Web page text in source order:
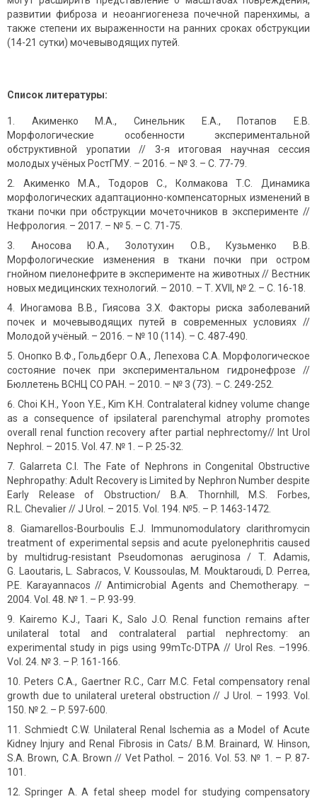
развитии фиброза и неоангиогенеза почечной паренхимы, а
также степени их выраженности на ранних сроках обструкции
(14-21 сутки) мочевыводящих путей.
Список литературы:
Акименко М.А., Синельник Е.А., Потапов Е.В.
Морфологические особен­ности экспериментальной
обструктивной уропатии // 3-я итоговая научная сессия
молодых учёных РостГМУ. – 2016. – № 3. – С. 77-79.
Акименко М.А., Тодоров С., Колмакова Т.С. Динамика
морфологических адаптационно-компенсаторных изменений в
ткани почки при обструкции мочеточников в эксперименте //
Нефрология. – 2017. – № 5. – С. 71-75.
Аносова Ю.А., Золотухин О.В., Кузьменко В.В.
Морфологические изменения в ткани почки при остром
гнойном пиелонефрите в эксперименте на животных // Вестник
новых медицинских технологий. – 2010. – Т. ХVII, № 2. – С. 16-18.
Иногамова В.В., Гиясова З.Х. Факторы риска заболеваний
почек и мочевыводящих путей в современных условиях //
Молодой учёный. – 2016. – № 10 (114). – С. 487-490.
Онопко В.Ф., Гольдберг О.А., Лепехова С.А. Морфологическое
состояние почек при экспериментальном гидронефрозе //
Бюллетень ВСНЦ СО РАН. – 2010. – № 3 (73). – С. 249-252.
Choi K.H., Yoon Y.E., Kim K.H. Contralateral kidney volume change
as a consequence of ipsilateral parenchymal atrophy promotes
overall renal function recovery after partial nephrectomy// Int Urol
Nephrol. – 2015. Vol. 47. № 1. – P. 25-32.
Galarreta C.I. The Fate of Nephrons in Congenital Obstructive
Nephropathy: Adult Recovery is Limited by Nephron Number despite
Early Release of Obstruction/ B.A. Thornhill, M.S. Forbes,
R.L. Chevalier // J Urol. – 2015. Vol. 194. №5. – P. 1463-1472.
Giamarellos-Bourboulis E.J. Immunomodulatory clarithromycin
treatment of experimental sepsis and acute pyelonephritis caused
by multidrug-resistant Pseudomonas aeruginosa / T. Adamis,
G. Laoutaris, L. Sabracos, V. Koussoulas, M. Mouktaroudi, D. Perrea,
P.E. Karayannacos // Antimicrobial Agents and Chemotherapy. –
2004. Vol. 48. № 1. – P. 93-99.
Kairemo K.J., Taari K., Salo J.O. Renal function remains after
unilateral total and contralateral partial nephrectomy: an
experimental study in pigs using 99mTc-DTPA // Urol Res. –1996.
Vol. 24. № 3. – P. 161-166.
Peters C.A., Gaertner R.C., Carr M.C. Fetal compensatory renal
growth due to unilateral ureteral obstruction // J Urol. – 1993. Vol.
150. № 2. – P. 597-600.
Schmiedt C.W. Unilateral Renal Ischemia as a Model of Acute
Kidney Injury and Renal Fibrosis in Cats/ B.M. Brainard, W. Hinson,
S.A. Brown, C.A. Brown // Vet Pathol. – 2016. Vol. 53. № 1. – P. 87-
101.
Springer A. A fetal sheep model for studying compensatory